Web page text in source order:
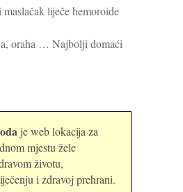
liječe hemoroide
oraha … Najbolji domaći
je web lokacija za
mjestu žele
životu,
i zdravoj prehrani.